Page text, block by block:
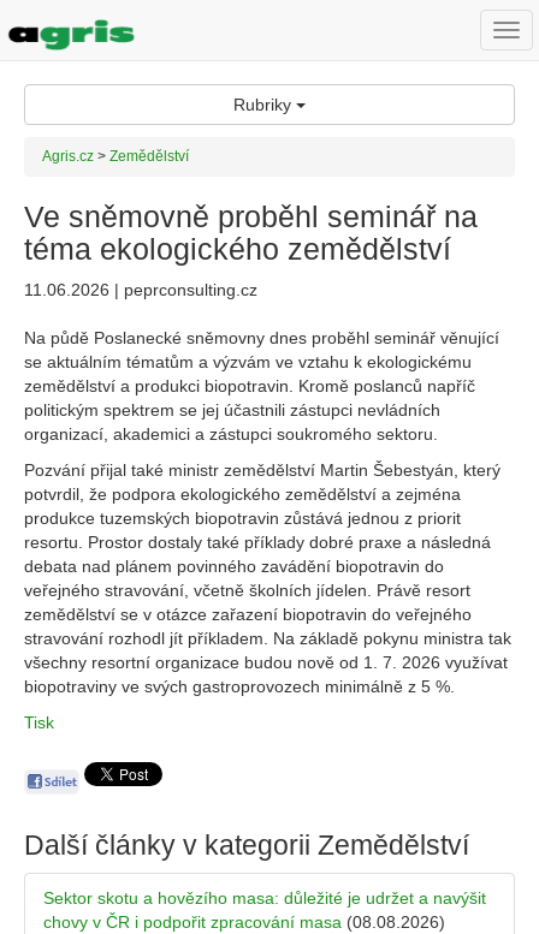
Rubriky
Agris.cz > Zemědělství
Ve sněmovně proběhl seminář na
téma ekologického zemědělství
11.06.2026 | peprconsulting.cz
Na půdě Poslanecké sněmovny dnes proběhl seminář věnující
se aktuálním tématům a výzvám ve vztahu k ekologickému
zemědělství a produkci biopotravin. Kromě poslanců napříč
politickým spektrem se jej účastnili zástupci nevládních
organizací, akademici a zástupci soukromého sektoru.
Pozvání přijal také ministr zemědělství Martin Šebestyán, který
potvrdil, že podpora ekologického zemědělství a zejména
produkce tuzemských biopotravin zůstává jednou z priorit
resortu. Prostor dostaly také příklady dobré praxe a následná
debata nad plánem povinného zavádění biopotravin do
veřejného stravování, včetně školních jídelen. Právě resort
zemědělství se v otázce zařazení biopotravin do veřejného
stravování rozhodl jít příkladem. Na základě pokynu ministra tak
všechny resortní organizace budou nově od 1. 7. 2026 využívat
biopotraviny ve svých gastroprovozech minimálně z 5 %.
Tisk
Další články v kategorii Zemědělství
Sektor skotu a hovězího masa: důležité je udržet a navýšit
chovy v ČR i podpořit zpracování masa (08.08.2026)